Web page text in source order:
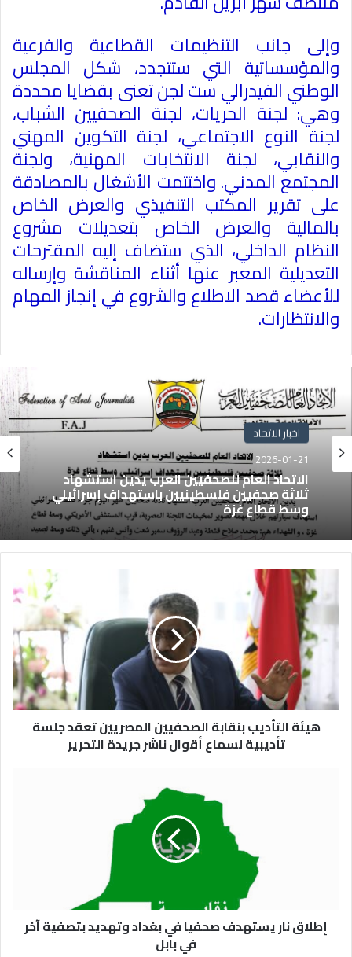
وإلى جانب التنظيمات القطاعية والفرعية
والمؤسساتية التي ستتجدد، شكل المجلس
الوطني الفيدرالي ست لجن تعنى بقضايا محددة
وهي: لجنة الحريات، لجنة الصحفيين الشباب،
لجنة النوع الاجتماعي، لجنة التكوين المهني
والنقابي، لجنة الانتخابات المهنية، ولجنة
المجتمع المدني. واختتمت الأشغال بالمصادقة
على تقرير المكتب التنفيذي والعرض الخاص
بالمالية والعرض الخاص بتعديلات مشروع
النظام الداخلي، الذي ستضاف إليه المقترحات
التعديلية المعبر عنها أثناء المناقشة وإرساله
للأعضاء قصد الاطلاع والشروع في إنجاز المهام
والانتظارات.
اخبار الاتحاد
2026-01-21
الاتحاد العام للصحفيين العرب يدين استشهاد
ثلاثة صحفيين فلسطينيين باستهداف إسرائيلي
وسط قطاع غزة
هيئة التأديب بنقابة الصحفيين المصريين تعقد جلسة
تأديبية لسماع أقوال ناشر جريدة التحرير
إطلاق نار يستهدف صحفيا في بغداد وتهديد بتصفية آخر
في بابل